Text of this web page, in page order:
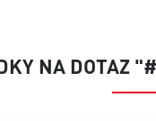
NA DOTAZ